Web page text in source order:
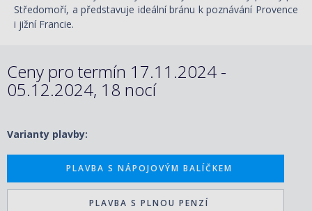
Středomoří, a představuje ideální bránu k poznávání Provence
i jižní Francie.
Ceny pro termín 17.11.2024 -
05.12.2024, 18 nocí
Varianty plavby:
PLAVBA S NÁPOJOVÝM BALÍČKEM
PLAVBA S PLNOU PENZÍ